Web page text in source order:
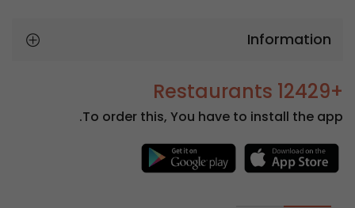
Information
+12429 Restaurants
To order this, You have to install the app.